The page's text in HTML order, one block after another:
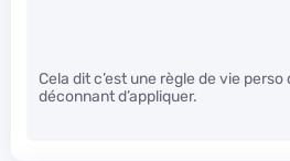
Cela dit c’est une règle de vie perso
déconnant d’appliquer.